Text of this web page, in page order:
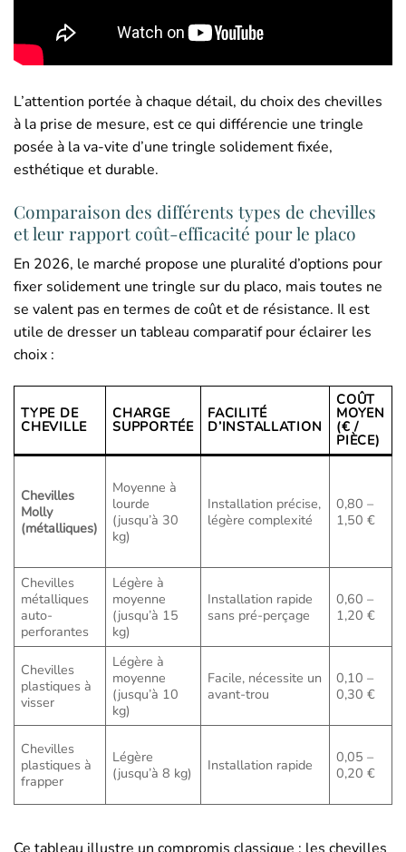
L’attention portée à chaque détail, du choix des chevilles
à la prise de mesure, est ce qui différencie une tringle
posée à la va-vite d’une tringle solidement fixée,
esthétique et durable.
Comparaison des différents types de chevilles
et leur rapport coût-efficacité pour le placo
En 2026, le marché propose une pluralité d’options pour
fixer solidement une tringle sur du placo, mais toutes ne
se valent pas en termes de coût et de résistance. Il est
utile de dresser un tableau comparatif pour éclairer les
choix :
TYPE DE
CHEVILLE
CHARGE
SUPPORTÉE
FACILITÉ
D’INSTALLATION
COÛT
MOYEN
(€ /
PIÈCE)
Chevilles
Molly
(métalliques)
Moyenne à
lourde
(jusqu’à 30
kg)
Installation précise,
légère complexité
0,80 –
1,50 €
Chevilles
métalliques
auto-
perforantes
Légère à
moyenne
(jusqu’à 15
kg)
Installation rapide
sans pré-perçage
0,60 –
1,20 €
Chevilles
plastiques à
visser
Légère à
moyenne
(jusqu’à 10
kg)
Facile, nécessite un
avant-trou
0,10 –
0,30 €
Chevilles
plastiques à
frapper
Légère
(jusqu’à 8 kg)
Installation rapide
0,05 –
0,20 €